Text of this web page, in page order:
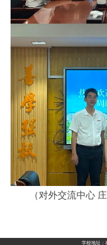
（对外交流中心 庄
学校地址：